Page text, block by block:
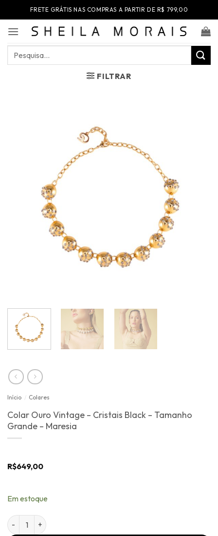
to
content
FRETE GRÁTIS NAS COMPRAS A PARTIR DE R$ 799,00
FILTRAR
Início / Colares
Colar Ouro Vintage – Cristais Black – Tamanho
Grande – Maresia
R$649,00
Em estoque
Colar Ouro Vintage - Cristais Black - Tamanho Grande -